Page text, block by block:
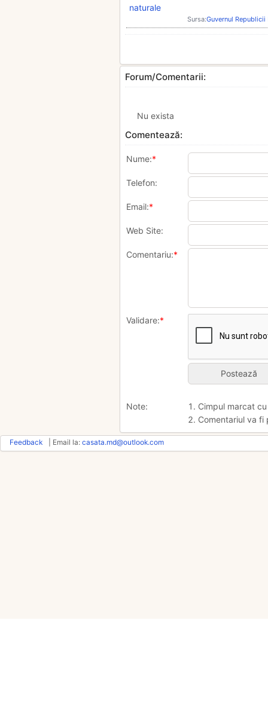
naturale
Sursa:Guvernul
Forum/Comentarii:
Nu exista
Comentează:
Nume:*
Telefon:
Email:*
Web Site:
Comentariu:*
Validare:*
Note:
1. Cimpul marcat
2. Comentariul va
Feedback | Email la: casata.md@outlook.com